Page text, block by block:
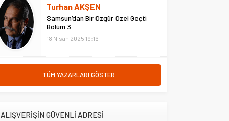
Belediyesi ile AFAD arasında
imzalanan protokol
kapsamında, yaklaşık 10 bin
Turhan AKŞEN
Samsun’dan Bir Özgür Özel Geçti
Bölüm 3
18 Nisan 2025 19:16
TÜM YAZARLARI GÖSTER
ALIŞVERİŞİN GÜVENLİ ADRESİ